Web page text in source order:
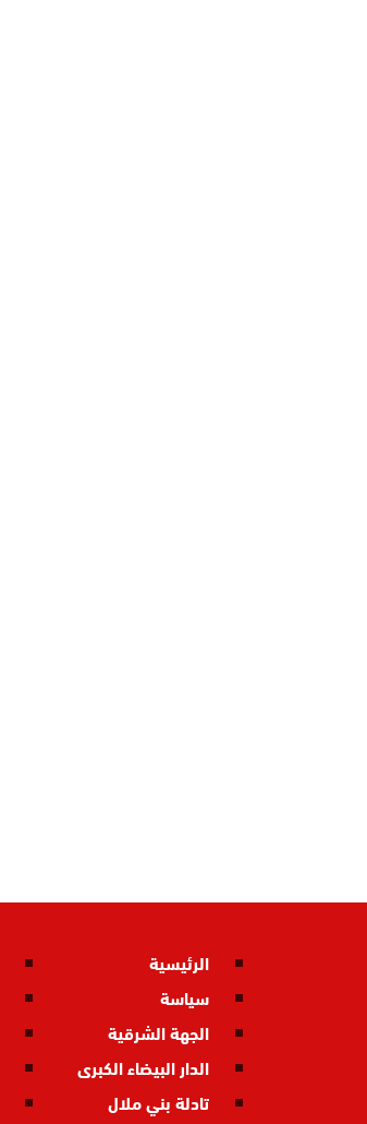
الرئيسية
سياسة
الجهة الشرقية
الدار البيضاء الكبرى
تادلة بني ملال